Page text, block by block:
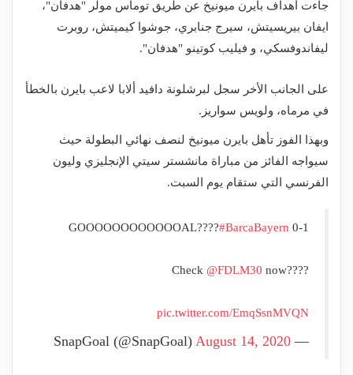
جاءت أهداف بايرن ميونيخ عن طريق توماس مولر "هدفان"،
ايفان بيريسيتش، سيرج جنابري، جوشوا كيميتش، روبرت
ليفاندوفسكي، و فيليب كوتينو "هدفان".
على الجانب الأخر سجل لبرشلونة دافيد ألابا لاعب بايرن بالخطأ
في مرماه، ولويس سواريز.
وبهذا الفوز تأهل بايرن ميونيخ لنصف نهائي البطولة حيث
سيواجه الفائز من مباراة مانشستر سيتي الإنجليزي وليون
الفرنسي التي ستقام يوم السبت.
GOOOOOOOOOOOOAL????#BarcaBayern 0-1
Check @FDLM30 now????
pic.twitter.com/EmqSsnMVQN
— SnapGoal (@SnapGoal)
August 14, 2020